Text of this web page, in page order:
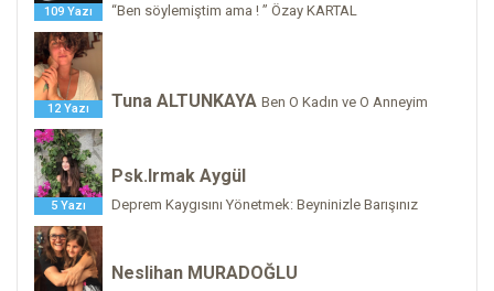
109 Yazı “Ben söylemiştim ama ! ” Özay KARTAL
12 Yazı Tuna ALTUNKAYA Ben O Kadın ve O Anneyim
5 Yazı
Psk.Irmak Aygül
Deprem Kaygısını Yönetmek: Beyninizle Barışınız
Neslihan MURADOĞLU